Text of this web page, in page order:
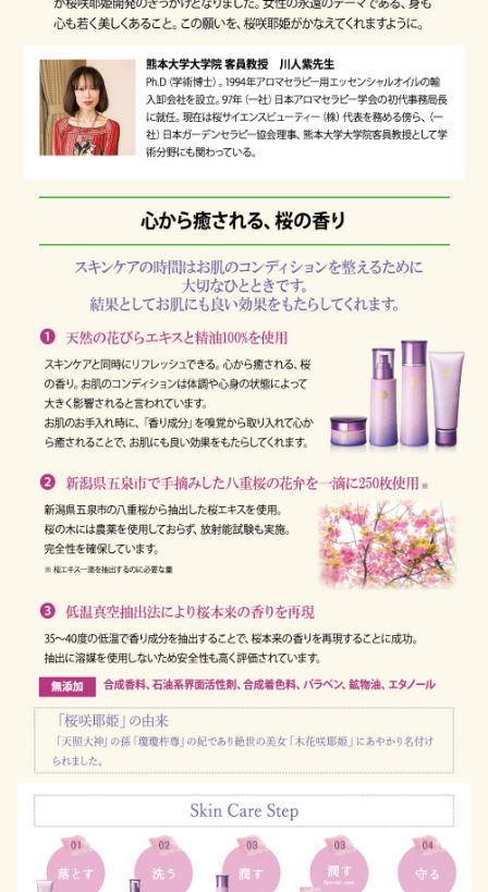
傷やはれもの、湿しん等、異常のある部位にはお使いにな
らないでください。
ご使用中、赤み、はれ、かゆみ、刺激、色抜け（白斑等）
や黒ずみなどの異常が現れた場合、また使用したお肌に直射
日光があたって同様な異常が現れた場合は、ご使用をお止め
ください。そのまま使用を続けますと、症状を悪化させるこ
とがありますので、皮膚科専門医等にご相談ください。
目に入らないようご注意ください。目に入ったときは、こ
すらずすぐに洗い流してください。異物感が残る場合は眼科
医にご相談ください。
天然の精油を使用していますので、商品ごとに香りが異な
る場合がございますが、品質に異常はございません。
日焼け後は、肌の赤みやほてりがおさまってからご使用く
開封したマスクはすぐにご使用ください。
長時間の使用やマスクをつけたままでの就寝はしないでく
ださい。
一度お使いになったマスクは、衛生上、繰り返してお使い
にならないでください。
自然由来の原料を使用しているため、商品ごとに多少色調
や香りが異なる場合がございますが、品質に異常はございま
せん。
保管方法
極端に高温・低温、また湿度の高い場所、直射日光のあた
る場所には保管しないでください。
乳幼児の手の届かないところに保管してください。